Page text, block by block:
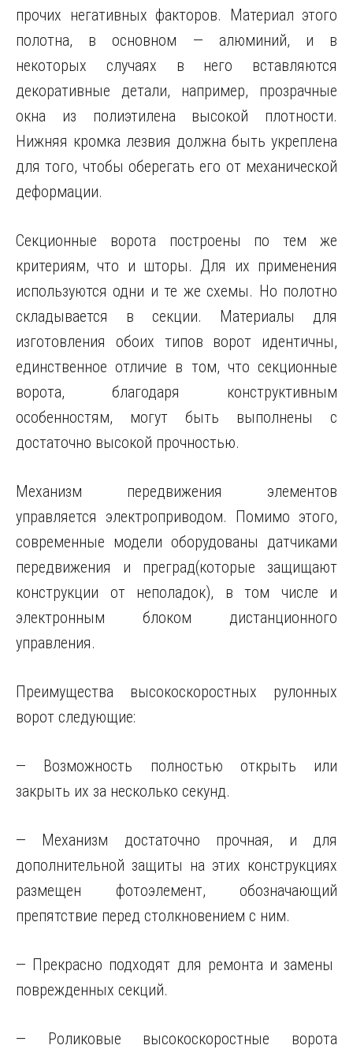
прочих негативных факторов. Материал этого
полотна, в основном — алюминий, и в
некоторых случаях в него вставляются
декоративные детали, например, прозрачные
окна из полиэтилена высокой плотности.
Нижняя кромка лезвия должна быть укреплена
для того, чтобы оберегать его от механической
деформации.
Секционные ворота построены по тем же
критериям, что и шторы. Для их применения
используются одни и те же схемы. Но полотно
складывается в секции. Материалы для
изготовления обоих типов ворот идентичны,
единственное отличие в том, что секционные
ворота, благодаря конструктивным
особенностям, могут быть выполнены с
достаточно высокой прочностью.
Механизм передвижения элементов
управляется электроприводом. Помимо этого,
современные модели оборудованы датчиками
передвижения и преград(которые защищают
конструкции от неполадок), в том числе и
электронным блоком дистанционного
управления.
Преимущества высокоскоростных рулонных
ворот следующие:
— Возможность полностью открыть или
закрыть их за несколько секунд.
— Механизм достаточно прочная, и для
дополнительной защиты на этих конструкциях
размещен фотоэлемент, обозначающий
препятствие перед столкновением с ним.
— Прекрасно подходят для ремонта и замены
поврежденных секций.
— Роликовые высокоскоростные ворота